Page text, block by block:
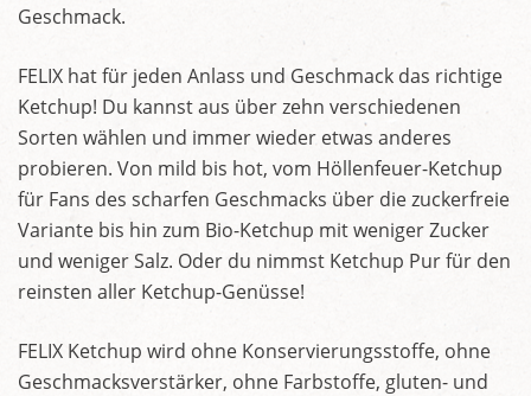
Geschmack.
FELIX hat für jeden Anlass und Geschmack das richtige
Ketchup! Du kannst aus über zehn verschiedenen
Sorten wählen und immer wieder etwas anderes
probieren. Von mild bis hot, vom Höllenfeuer-Ketchup
für Fans des scharfen Geschmacks über die zuckerfreie
Variante bis hin zum Bio-Ketchup mit weniger Zucker
und weniger Salz. Oder du nimmst Ketchup Pur für den
reinsten aller Ketchup-Genüsse!
FELIX Ketchup wird ohne Konservierungsstoffe, ohne
Geschmacksverstärker, ohne Farbstoffe, gluten- und